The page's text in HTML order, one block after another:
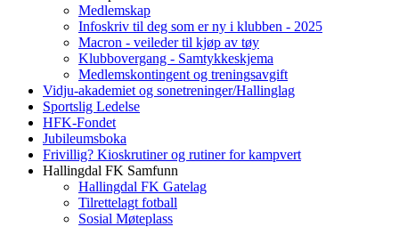
Medlemskap
Infoskriv til deg som er ny i klubben - 2025
Macron - veileder til kjøp av tøy
Klubbovergang - Samtykkeskjema
Medlemskontingent og treningsavgift
Vidju-akademiet og sonetreninger/Hallinglag
Sportslig Ledelse
HFK-Fondet
Jubileumsboka
Frivillig? Kioskrutiner og rutiner for kampvert
Hallingdal FK Samfunn
Hallingdal FK Gatelag
Tilrettelagt fotball
Sosial Møteplass